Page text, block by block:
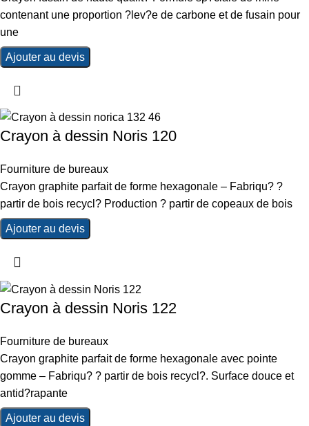
contenant une proportion ?lev?e de carbone et de fusain pour
une
Ajouter au devis
Crayon à dessin Noris 120
Fourniture de bureaux
Crayon graphite parfait de forme hexagonale – Fabriqu? ?
partir de bois recycl? Production ? partir de copeaux de bois
Ajouter au devis
Crayon à dessin Noris 122
Fourniture de bureaux
Crayon graphite parfait de forme hexagonale avec pointe
gomme – Fabriqu? ? partir de bois recycl?. Surface douce et
antid?rapante
Ajouter au devis